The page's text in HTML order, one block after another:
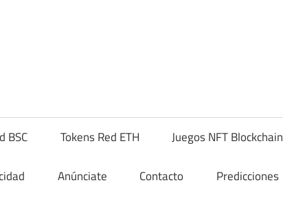
BSC Tokens Red ETH Juegos NFT Blockchain
Anúnciate Contacto Predicciones